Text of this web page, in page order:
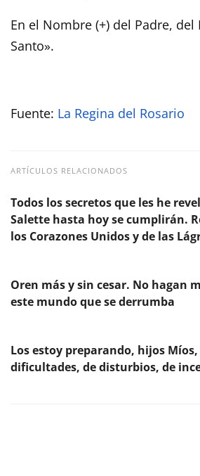
En el Nombre (+) del Padre,
Santo».
Fuente: La Regina del Rosario
ARTÍCULOS RELACIONADOS
Todos los secretos que les he
Salette hasta hoy se cumplirán.
los Corazones Unidos y de las
Oren más y sin cesar. No hagan
este mundo que se derrumba
Los estoy preparando, hijos
dificultades, de disturbios, de